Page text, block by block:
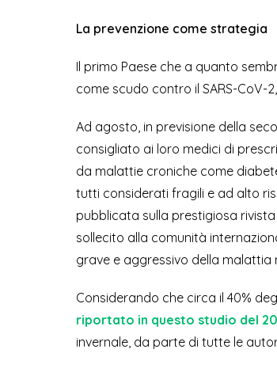
La prevenzione come strategia
Il primo Paese che a quanto
come scudo contro il SARS-CoV-
Ad agosto, in previsione della
consigliato ai loro medici di
da malattie croniche come
tutti considerati fragili e ad alto
pubblicata sulla prestigiosa
sollecito alla comunità
grave e aggressivo della malattia
Considerando che circa il 40%
riportato in questo studio del
invernale, da parte di tutte le